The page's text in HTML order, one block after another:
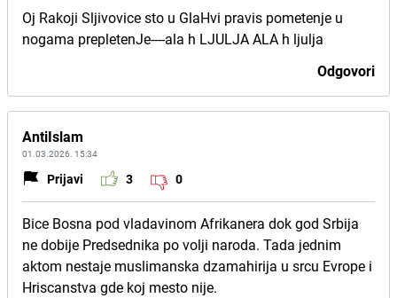
Oj Rakoji Sljivovice sto u GlaHvi pravis pometenje u
nogama prepletenJe----ala h LJULJA ALA h ljulja
Odgovori
AntiIslam
01.03.2026. 15:34
Prijavi 3 0
Bice Bosna pod vladavinom Afrikanera dok god Srbija
ne dobije Predsednika po volji naroda. Tada jednim
aktom nestaje muslimanska dzamahirija u srcu Evrope i
Hriscanstva gde koj mesto nije.